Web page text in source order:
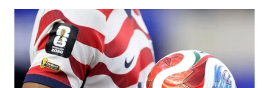
WN
BOROBUDUR
WN
MADURA